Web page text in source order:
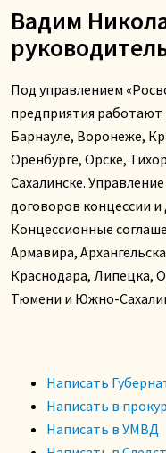
Вадим
Под управлением
предприятия работают
Барнауле, Воронеже,
Оренбурге, Орске,
Сахалинске.
договоров концессии
Концессионные
Армавира,
Краснодара, Липецка,
Тюмени и Южно-
Написать
Написать в
Написать в УМВД